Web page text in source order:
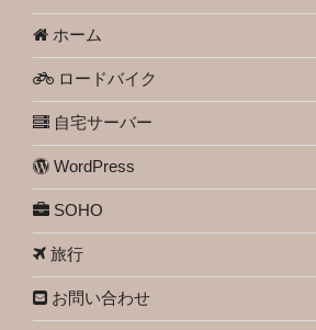
ホーム
ロードバイク
自宅サーバー
WordPress
SOHO
旅行
お問い合わせ